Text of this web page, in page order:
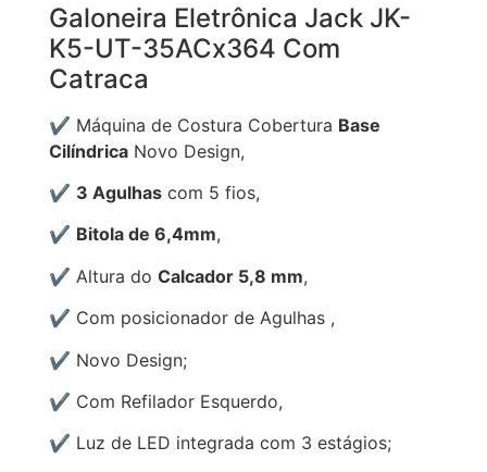
Galoneira Eletrônica Jack JK-
K5-UT-35ACx364 Com
Catraca
✔️ Máquina de Costura Cobertura Base
Cilíndrica Novo Design,
✔️ 3 Agulhas com 5 fios,
✔️ Bitola de 6,4mm,
✔️ Altura do Calcador 5,8 mm,
✔️ Com posicionador de Agulhas ,
✔️ Novo Design;
✔️ Com Refilador Esquerdo,
✔️ Luz de LED integrada com 3 estágios;